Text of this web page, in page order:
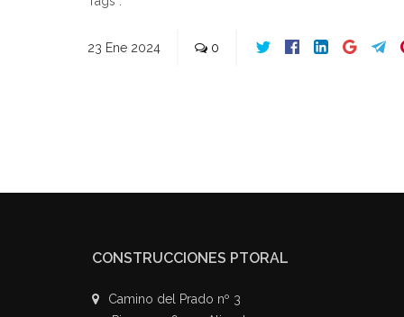
23 Ene 2024 0
CONSTRUCCIONES PTORAL
Camino del Prado nº 3